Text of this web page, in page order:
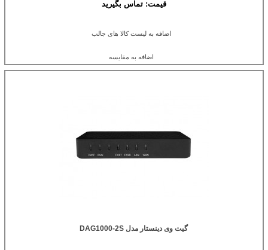
قیمت:تماس بگیرید
اضافه به لیست کالا های جالب
اضافه به مقایسه
گیت وی دینستار مدل DAG1000-2S